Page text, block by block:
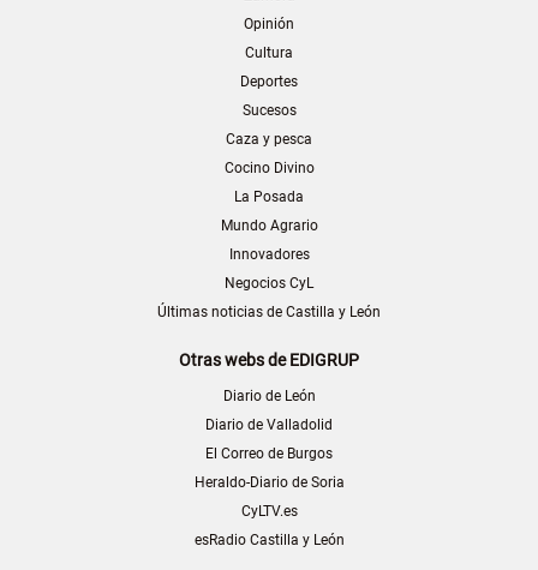
Opinión
Cultura
Deportes
Sucesos
Caza y pesca
Cocino Divino
La Posada
Mundo Agrario
Innovadores
Negocios CyL
Últimas noticias de Castilla y León
Otras webs de EDIGRUP
Diario de León
Diario de Valladolid
El Correo de Burgos
Heraldo-Diario de Soria
CyLTV.es
esRadio Castilla y León